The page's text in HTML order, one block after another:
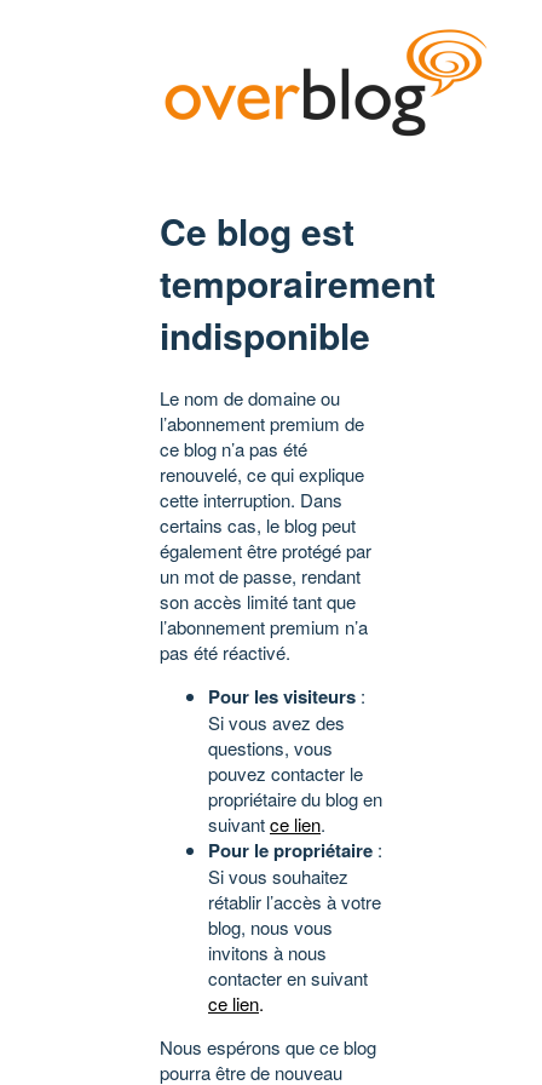
Ce blog est
temporairement
indisponible
Le nom de domaine ou
l’abonnement premium de
ce blog n’a pas été
renouvelé, ce qui explique
cette interruption. Dans
certains cas, le blog peut
également être protégé par
un mot de passe, rendant
son accès limité tant que
l’abonnement premium n’a
pas été réactivé.
Pour les visiteurs :
Si vous avez des
questions, vous
pouvez contacter le
propriétaire du blog en
suivantce lien.
Pour le propriétaire :
Si vous souhaitez
rétablir l’accès à votre
blog, nous vous
invitons à nous
contacter en suivant
ce lien.
Nous espérons que ce blog
pourra être de nouveau